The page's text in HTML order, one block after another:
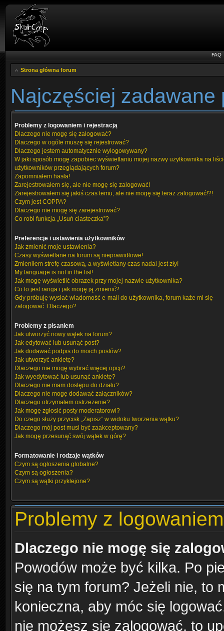
FAQ
Strona główna forum
Najczęściej zadawane
Problemy z logowaniem i rejestracją
Dlaczego nie mogę się zalogować?
Dlaczego w ogóle muszę się rejestrować?
Dlaczego jestem automatycznie wylogowywany?
W jaki sposób mogę zapobiec wyświetlaniu mojej nazwy użytkownika na
użytkowników przeglądających forum?
Zapomniałem hasła!
Zarejestrowałem się, ale nie mogę się zalogować!
Zarejestrowałem się jakiś czas temu, ale nie mogę się teraz zalogować!?!
Czym jest COPPA?
Dlaczego nie mogę się zarejestrować?
Co robi funkcja „Usuń ciasteczka”?
Preferencje i ustawienia użytkowników
Jak zmienić moje ustawienia?
Czasy wyświetlane na forum są nieprawidłowe!
Zmieniłem strefę czasową, a wyświetlany czas nadal jest zły!
My language is not in the list!
Jak mogę wyświetlić obrazek przy mojej nazwie użytkownika?
Co to jest ranga i jak mogę ją zmienić?
Gdy próbuję wysłać wiadomość e-mail do użytkownika, forum każe mi się
zalogować. Dlaczego?
Problemy z pisaniem
Jak utworzyć nowy wątek na forum?
Jak edytować lub usunąć post?
Jak dodawać podpis do moich postów?
Jak utworzyć ankietę?
Dlaczego nie mogę wybrać więcej opcji?
Jak wyedytować lub usunąć ankietę?
Dlaczego nie mam dostępu do działu?
Dlaczego nie mogę dodawać załączników?
Dlaczego otrzymałem ostrzeżenie?
Jak mogę zgłosić posty moderatorowi?
Do czego służy przycisk „Zapisz” w widoku tworzenia wątku?
Dlaczego mój post musi być zaakceptowany?
Jak mogę przesunąć swój wątek w górę?
Formatowanie i rodzaje wątków
Czym są ogłoszenia globalne?
Czym są ogłoszenia?
Czym są wątki przyklejone?
Problemy z
Dlaczego nie mogę się
Powodów może być kilka. Po
się na tym forum? Jeżeli nie, to
konieczna, aby móc się
nie możesz się zalogować, to